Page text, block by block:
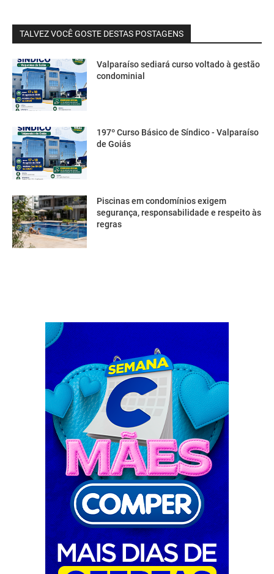
TALVEZ VOCÊ GOSTE DESTAS POSTAGENS
Valparaíso sediará curso voltado à gestão
condominial
197º Curso Básico de Síndico - Valparaíso
de Goiás
Piscinas em condomínios exigem
segurança, responsabilidade e respeito às
regras